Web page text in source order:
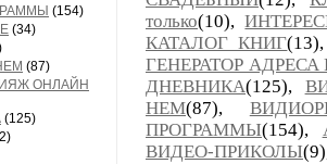
(154)
(34)
(87)
ОНЛАЙН
(125)
только(10),
КАТАЛОГ КНИГ
ГЕНЕРАТОР
ДНЕВНИКА(125),
НЕМ(87),
ПРОГРАММЫ(154),
ВИДЕО-ПРИКОЛЫ